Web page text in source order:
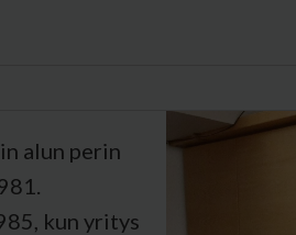
alun perin
kun yritys